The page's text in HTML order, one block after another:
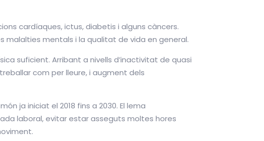
cardíaques, ictus, diabetis i alguns càncers.
malalties mentals i la qualitat de vida en general.
suficient. Arribant a nivells d’inactivitat de quasi
com per lleure, i augment dels
ja iniciat el 2018 fins a 2030. El lema
laboral, evitar estar asseguts moltes hores